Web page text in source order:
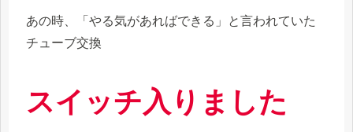
あの時、「やる気があればできる」と言われていた
チューブ交換
スイッチ入りました